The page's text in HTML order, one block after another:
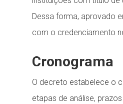
Dessa forma, aprovado
com o credenciamento
Cronograma
O decreto estabelece o
etapas de análise,